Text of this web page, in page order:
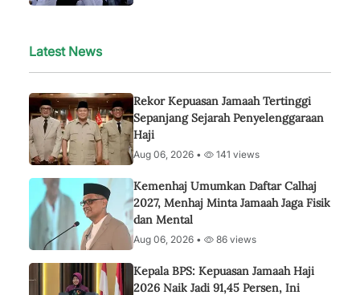
Latest News
Rekor Kepuasan Jamaah Tertinggi
Sepanjang Sejarah Penyelenggaraan
Haji
Aug 06, 2026 • 141 views
Kemenhaj Umumkan Daftar Calhaj
2027, Menhaj Minta Jamaah Jaga Fisik
dan Mental
Aug 06, 2026 • 86 views
Kepala BPS: Kepuasan Jamaah Haji
2026 Naik Jadi 91,45 Persen, Ini